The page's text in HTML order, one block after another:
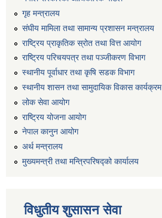
गृह मन्त्रालय
संघीय मामिला तथा सामान्य प्रशासन मन्त्रालय
राष्ट्रिय प्राकृतिक स्रोत तथा वित्त आयोग
राष्ट्रिय परिचयपत्र तथा पञ्जीकरण विभाग
स्थानीय पूर्वाधार तथा कृषि सडक विभाग
स्थानीय शासन तथा सामुदायिक विकास कार्यक्रम
लोक सेवा आयोग
राष्ट्रिय योजना आयोग
नेपाल कानुन आयोग
अर्थ मन्त्रालय
मुख्यमन्त्री तथा मन्त्रिपरिषद्को कार्यालय
विधुतीय शुसासन सेवा